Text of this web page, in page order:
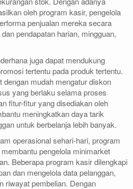
oleh program kasir, pengelola
penjualan mereka secara
pendapatan harian, mingguan,
juga dapat mendukung
tertentu pada produk tertentu.
dengan mudah mengatur diskon
yang berlaku selama proses
fitur-fitur yang disediakan oleh
meningkatkan daya tarik
untuk berbelanja lebih banyak.
operasional sehari-hari, program
pengelola minimarket
Beberapa program kasir dilengkapi
dan mengelola data pelanggan,
riwayat pembelian. Dengan